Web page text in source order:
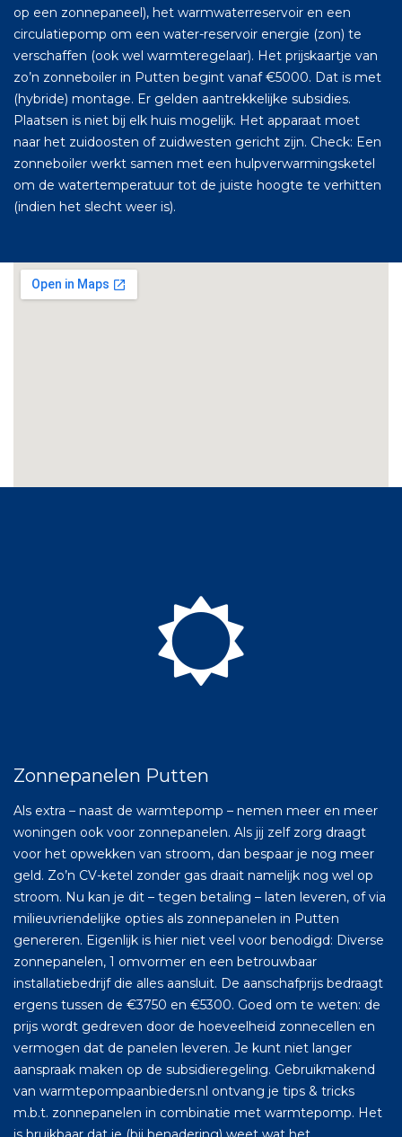
op een zonnepaneel), het warmwaterreservoir en een
circulatiepomp om een water-reservoir energie (zon) te
verschaffen (ook wel warmteregelaar). Het prijskaartje van
zo’n zonneboiler in Putten begint vanaf €5000. Dat is met
(hybride) montage. Er gelden aantrekkelijke subsidies.
Plaatsen is niet bij elk huis mogelijk. Het apparaat moet
naar het zuidoosten of zuidwesten gericht zijn. Check: Een
zonneboiler werkt samen met een hulpverwarmingsketel
om de watertemperatuur tot de juiste hoogte te verhitten
(indien het slecht weer is).
Zonnepanelen Putten
Als extra – naast de warmtepomp – nemen meer en meer
woningen ook voor zonnepanelen. Als jij zelf zorg draagt
voor het opwekken van stroom, dan bespaar je nog meer
geld. Zo’n CV-ketel zonder gas draait namelijk nog wel op
stroom. Nu kan je dit – tegen betaling – laten leveren, of via
milieuvriendelijke opties als zonnepanelen in Putten
genereren. Eigenlijk is hier niet veel voor benodigd: Diverse
zonnepanelen, 1 omvormer en een betrouwbaar
installatiebedrijf die alles aansluit. De aanschafprijs bedraagt
ergens tussen de €3750 en €5300. Goed om te weten: de
prijs wordt gedreven door de hoeveelheid zonnecellen en
vermogen dat de panelen leveren. Je kunt niet langer
aanspraak maken op de subsidieregeling. Gebruikmakend
van warmtepompaanbieders.nl ontvang je tips & tricks
m.b.t. zonnepanelen in combinatie met warmtepomp. Het